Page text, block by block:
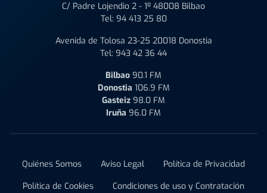
C/ Padre Lojendio 2 - 1º 48008 Bilbao
Tel: 94 413 25 80
Avenida de Tolosa 23-25 20018 Donostia
Tel: 943 42 36 44
Bilbao 90.1 FM
Donostia 106.9 FM
Gasteiz 98.0 FM
Iruña 96.0 FM
Quiénes Somos Aviso Legal
Política de Privacidad
Política de Cookies
Condiciones de uso y Contratación